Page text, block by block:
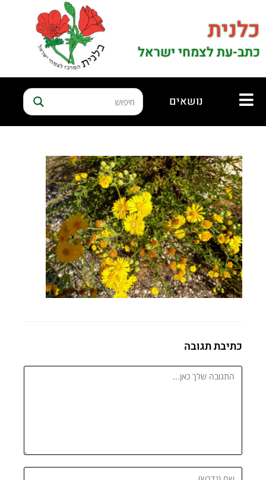
כלנית
כתב-עת לצמחי ישראל
נושאים
כתיבת תגובה